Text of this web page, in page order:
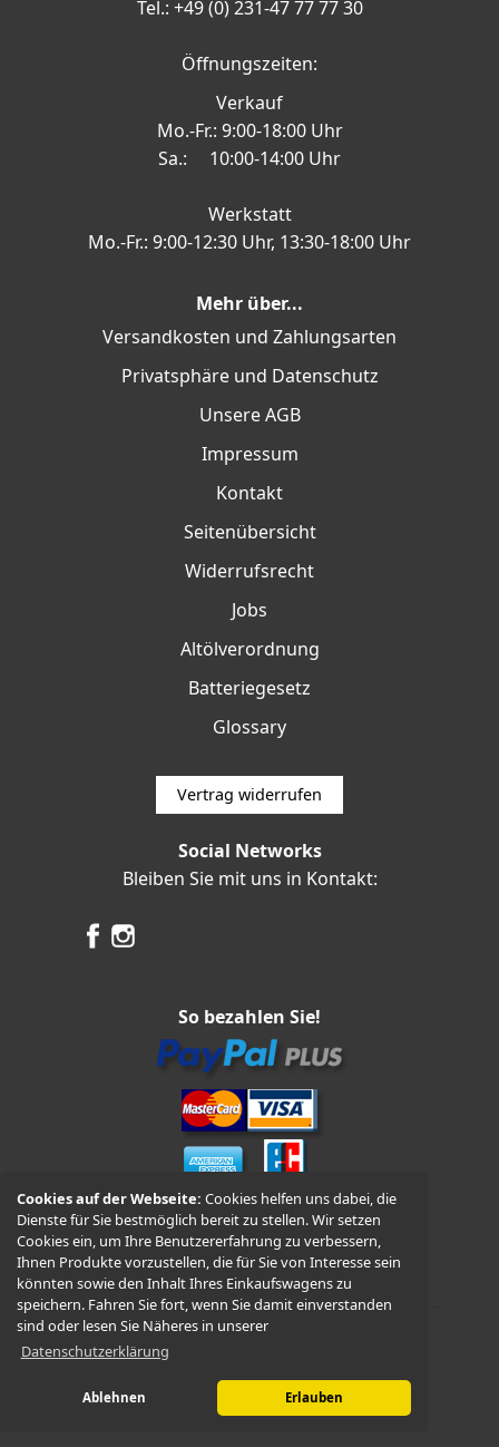
Cookies auf der Webseite:Cookies helfen uns dabei, die
Dienste für Sie bestmöglich bereit zu stellen. Wir setzen
Cookies ein, um Ihre Benutzererfahrung zu verbessern,
Ihnen Produkte vorzustellen, die für Sie von Interesse sein
könnten sowie den Inhalt Ihres Einkaufswagens zu
speichern. Fahren Sie fort, wenn Sie damit einverstanden
sind oder lesen Sie Näheres in unserer
Datenschutzerklärung
Ablehnen Erlauben
Tel.: +49 (0) 231-47 77 77 30
Öffnungszeiten:
Verkauf
Mo.-Fr.: 9:00-18:00 Uhr
Sa.: 10:00-14:00 Uhr
Werkstatt
Mo.-Fr.: 9:00-12:30 Uhr, 13:30-18:00 Uhr
Mehr über...
Versandkosten und Zahlungsarten
Privatsphäre und Datenschutz
Unsere AGB
Impressum
Kontakt
Seitenübersicht
Widerrufsrecht
Jobs
Altölverordnung
Batteriegesetz
Glossary
Vertrag widerrufen
Social Networks
Bleiben Sie mit uns in Kontakt:
So bezahlen Sie!
Vorkasse und Nachnahme
© 2026 -